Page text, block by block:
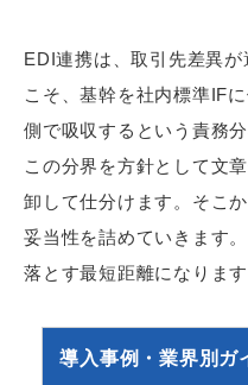
EDI連携は、取引先差異
こそ、基幹を社内標準IF
側で吸収するという責務分
この分界を方針として文
卸して仕分けます。そこ
妥当性を詰めていきます
落とす最短距離になります
導入事例・業界別ガ